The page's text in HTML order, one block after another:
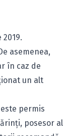
asemenea,
în caz de
un alt
permis
posesor al